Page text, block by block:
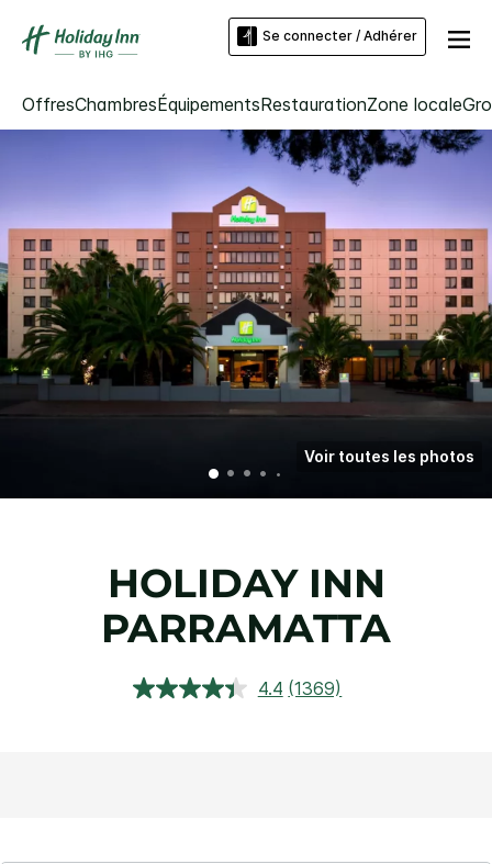
Se connecter / Adhérer
OffresChambresÉquipementsRestaurationZone locale
Voir toutes les photos
HOLIDAY INN
PARRAMATTA
4.4 Lire
(1369)